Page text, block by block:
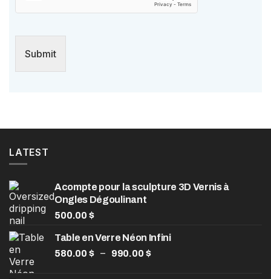
Submit
LATEST
Acompte pour la sculpture 3D Vernis à
Ongles Dégoulinant
500.00 $
Table en Verre Néon Infini
580.00 $ – 990.00 $